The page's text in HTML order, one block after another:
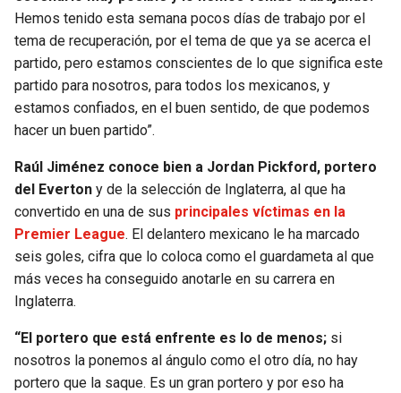
Hemos tenido esta semana pocos días de trabajo por el
tema de recuperación, por el tema de que ya se acerca el
partido, pero estamos conscientes de lo que significa este
partido para nosotros, para todos los mexicanos, y
estamos confiados, en el buen sentido, de que podemos
hacer un buen partido”.
Raúl Jiménez conoce bien a Jordan Pickford, portero
del Everton y de la selección de Inglaterra, al que ha
convertido en una de sus principales víctimas en la
Premier League. El delantero mexicano le ha marcado
seis goles, cifra que lo coloca como el guardameta al que
más veces ha conseguido anotarle en su carrera en
Inglaterra.
“El portero que está enfrente es lo de menos; si
nosotros la ponemos al ángulo como el otro día, no hay
portero que la saque. Es un gran portero y por eso ha